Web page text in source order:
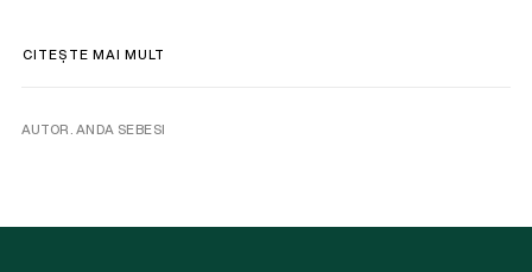
CITEȘTE MAI MULT
AUTOR. ANDA SEBESI